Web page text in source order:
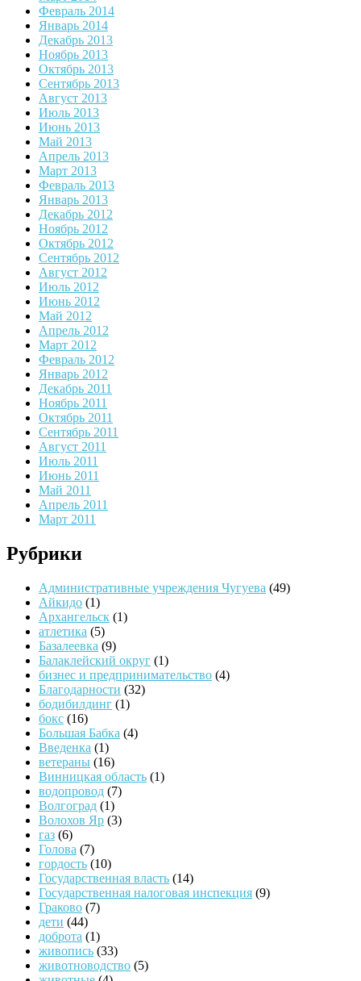
Февраль 2014
Январь 2014
Декабрь 2013
Ноябрь 2013
Октябрь 2013
Сентябрь 2013
Август 2013
Июль 2013
Июнь 2013
Май 2013
Апрель 2013
Март 2013
Февраль 2013
Январь 2013
Декабрь 2012
Ноябрь 2012
Октябрь 2012
Сентябрь 2012
Август 2012
Июль 2012
Июнь 2012
Май 2012
Апрель 2012
Март 2012
Февраль 2012
Январь 2012
Декабрь 2011
Ноябрь 2011
Октябрь 2011
Сентябрь 2011
Август 2011
Июль 2011
Июнь 2011
Май 2011
Апрель 2011
Март 2011
Рубрики
Административные учреждения Чугуева (49)
Айкидо (1)
Архангельск (1)
атлетика (5)
Базалеевка (9)
Балаклейский округ (1)
бизнес и предпринимательство (4)
Благодарности (32)
бодибилдинг (1)
бокс (16)
Большая Бабка (4)
Введенка (1)
ветераны (16)
Винницкая область (1)
водопровод (7)
Волгоград (1)
Волохов Яр (3)
газ (6)
Голова (7)
гордость (10)
Государственная власть (14)
Государственная налоговая инспекция (9)
Граково (7)
дети (44)
доброта (1)
живопись (33)
животноводство (5)